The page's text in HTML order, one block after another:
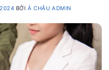
BỞIÁ CHÂU ADMIN